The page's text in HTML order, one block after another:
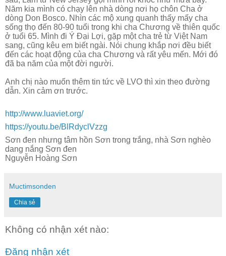
Năm kia mình có chạy lên nhà dòng nơi họ chôn Cha ở
dòng Don Bosco. Nhìn các mộ xung quanh thấy mấy cha
sống thọ đến 80-90 tuổi trong khi cha Chương về thiên quốc
ở tuổi 65. Mình đi Ý Đại Lợi, gặp một cha trẻ từ Việt Nam
sang, cũng kêu em biết ngài. Nói chung khắp nơi đều biết
đến các hoạt động của cha Chương và rất yêu mến. Mới đó
đã ba năm của một đời người.
Anh chị nào muốn thêm tin tức về LVO thì xin theo đường
dẫn. Xin cảm ơn trước.
http://www.luaviet.org/
https://youtu.be/BlRdyclVzzg
Sơn đen nhưng tâm hồn Sơn trong trắng, nhà Sơn nghèo
dang nắng Sơn đen
Nguyễn Hoàng Sơn
Muctimsonden
Chia sẻ
Không có nhận xét nào:
Đăng nhận xét